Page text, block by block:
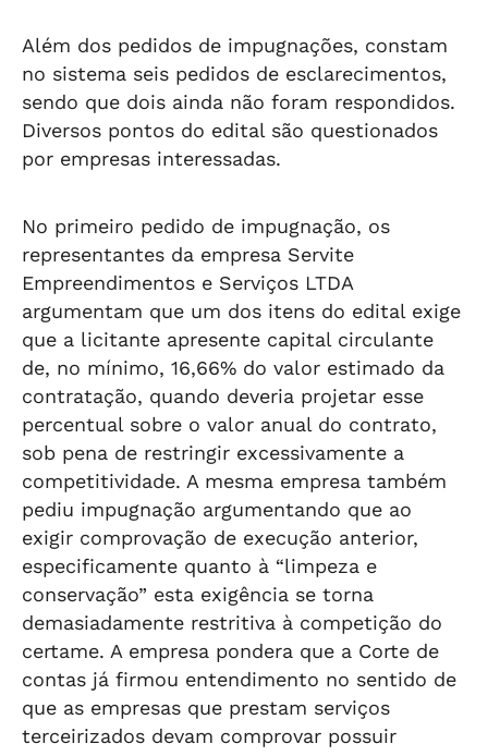
Além dos pedidos de impugnações, constam
no sistema seis pedidos de esclarecimentos,
sendo que dois ainda não foram respondidos.
Diversos pontos do edital são questionados
por empresas interessadas.
No primeiro pedido de impugnação, os
representantes da empresa Servite
Empreendimentos e Serviços LTDA
argumentam que um dos itens do edital exige
que a licitante apresente capital circulante
de, no mínimo, 16,66% do valor estimado da
contratação, quando deveria projetar esse
percentual sobre o valor anual do contrato,
sob pena de restringir excessivamente a
competitividade. A mesma empresa também
pediu impugnação argumentando que ao
exigir comprovação de execução anterior,
especificamente quanto à “limpeza e
conservação” esta exigência se torna
demasiadamente restritiva à competição do
certame. A empresa pondera que a Corte de
contas já firmou entendimento no sentido de
que as empresas que prestam serviços
terceirizados devam comprovar possuir